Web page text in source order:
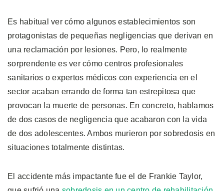
Es habitual ver cómo algunos establecimientos son
protagonistas de pequeñas negligencias que derivan en
una reclamación por lesiones. Pero, lo realmente
sorprendente es ver cómo centros profesionales
sanitarios o expertos médicos con experiencia en el
sector acaban errando de forma tan estrepitosa que
provocan la muerte de personas. En concreto, hablamos
de dos casos de negligencia que acabaron con la vida
de dos adolescentes. Ambos murieron por sobredosis en
situaciones totalmente distintas.
El accidente más impactante fue el de Frankie Taylor,